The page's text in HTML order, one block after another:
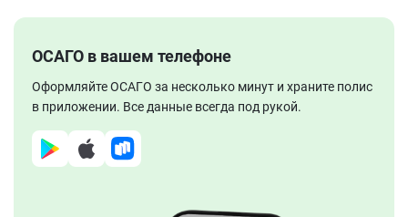
ОСАГО в вашем телефоне
Оформляйте ОСАГО за несколько минут и храните полис
в приложении. Все данные всегда под рукой.